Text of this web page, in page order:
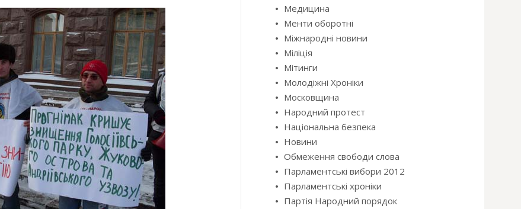
Медицина
Менти оборотні
Міжнародні новини
Міліція
Мітинги
Молодіжні Хроніки
Московщина
Народний протест
Національна безпека
Новини
Обмеження свободи слова
Парламентські вибори 2012
Парламентські хроніки
Партія Народний порядок